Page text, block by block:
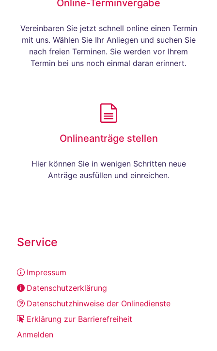
Online-Terminvergabe
Vereinbaren Sie jetzt schnell online einen Termin
mit uns. Wählen Sie Ihr Anliegen und suchen Sie
nach freien Terminen. Sie werden vor Ihrem
Termin bei uns noch einmal daran erinnert.
Onlineanträge stellen
Hier können Sie in wenigen Schritten neue
Anträge ausfüllen und einreichen.
Service
Impressum
Datenschutzerklärung
Datenschutzhinweise der Onlinedienste
Erklärung zur Barrierefreiheit
Anmelden